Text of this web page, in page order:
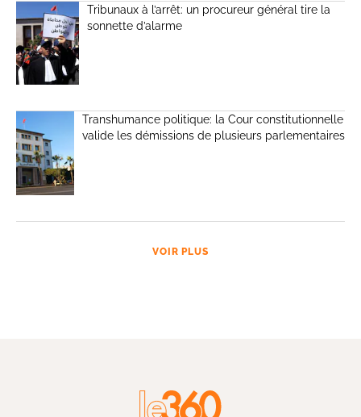
Tribunaux à l’arrêt: un procureur général tire la
sonnette d’alarme
Transhumance politique: la Cour constitutionnelle
valide les démissions de plusieurs parlementaires
VOIR PLUS